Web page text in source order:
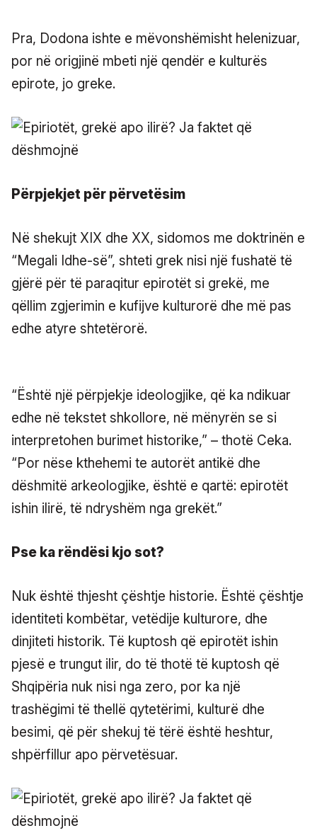
Pra, Dodona ishte e mëvonshëmisht helenizuar,
por në origjinë mbeti një qendër e kulturës
epirote, jo greke.
Përpjekjet për përvetësim
Në shekujt XIX dhe XX, sidomos me doktrinën e
“Megali Idhe-së”, shteti grek nisi një fushatë të
gjërë për të paraqitur epirotët si grekë, me
qëllim zgjerimin e kufijve kulturorë dhe më pas
edhe atyre shtetërorë.
“Është një përpjekje ideologjike, që ka ndikuar
edhe në tekstet shkollore, në mënyrën se si
interpretohen burimet historike,” – thotë Ceka.
“Por nëse kthehemi te autorët antikë dhe
dëshmitë arkeologjike, është e qartë: epirotët
ishin ilirë, të ndryshëm nga grekët.”
Pse ka rëndësi kjo sot?
Nuk është thjesht çështje historie. Është çështje
identiteti kombëtar, vetëdije kulturore, dhe
dinjiteti historik. Të kuptosh që epirotët ishin
pjesë e trungut ilir, do të thotë të kuptosh që
Shqipëria nuk nisi nga zero, por ka një
trashëgimi të thellë qytetërimi, kulturë dhe
besimi, që për shekuj të tërë është heshtur,
shpërfillur apo përvetësuar.